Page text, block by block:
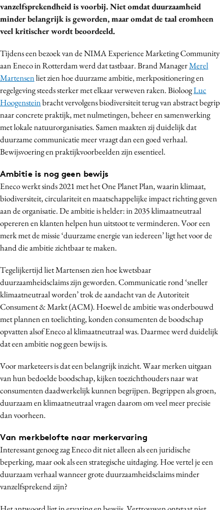
Effectiviteit
Gedragsverandering
Influencer marketing
Interne communicatie
Martech
Media
Merkstrategie
PR
Programmatic
Purpose Marketing
Reputatie & crisis
vanzelfsprekendheid is voorbij. Niet omdat duurzaamheid
minder belangrijk is geworden, maar omdat de taal eromheen
veel kritischer wordt beoordeeld.
Tijdens een bezoek van de NIMA Experience Marketing Community
aan Eneco in Rotterdam werd dat tastbaar. Brand ManagerMerel
Martensenliet zien hoe duurzame ambitie, merkpositionering en
regelgeving steeds sterker met elkaar verweven raken. BioloogLuc
Hoogensteinbracht vervolgens biodiversiteit terug van abstract begrip
naar concrete praktijk, met nulmetingen, beheer en samenwerking
met lokale natuurorganisaties. Samen maakten zij duidelijk dat
duurzame communicatie meer vraagt dan een goed verhaal.
Bewijsvoering en praktijkvoorbeelden zijn essentieel.
Ambitie is nog geen bewijs
Eneco werkt sinds 2021 met het One Planet Plan, waarin klimaat,
biodiversiteit, circulariteit en maatschappelijke impact richting geven
aan de organisatie. De ambitie is helder: in 2035 klimaatneutraal
opereren en klanten helpen hun uitstoot te verminderen. Voor een
merk met de missie ‘duurzame energie van iedereen’ ligt het voor de
hand die ambitie zichtbaar te maken.
Tegelijkertijd liet Martensen zien hoe kwetsbaar
duurzaamheidsclaims zijn geworden. Communicatie rond ‘sneller
klimaatneutraal worden’ trok de aandacht van de Autoriteit
Consument & Markt (ACM). Hoewel de ambitie was onderbouwd
met plannen en toelichting, konden consumenten de boodschap
opvatten alsof Eneco al klimaatneutraal was. Daarmee werd duidelijk
dat een ambitie nog geen bewijs is.
Voor marketeers is dat een belangrijk inzicht. Waar merken uitgaan
van hun bedoelde boodschap, kijken toezichthouders naar wat
consumenten daadwerkelijk kunnen begrijpen. Begrippen als groen,
duurzaam en klimaatneutraal vragen daarom om veel meer precisie
dan voorheen.
Van merkbelofte naar merkervaring
Interessant genoeg zag Eneco dit niet alleen als een juridische
beperking, maar ook als een strategische uitdaging. Hoe vertel je een
duurzaam verhaal wanneer grote duurzaamheidsclaims minder
vanzelfsprekend zijn?